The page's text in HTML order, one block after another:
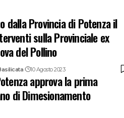
dalla Provincia di Potenza il
sulla Provinciale ex
del Pollino
10 Agosto 2023
approva la prima
di Dimesionamento